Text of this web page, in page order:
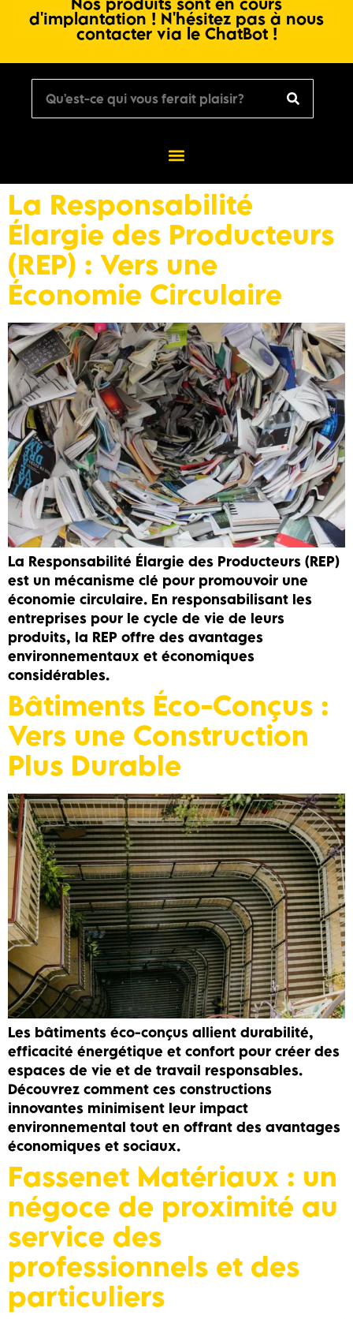
d'implantation ! N'hésitez pas à nous
contacter via le ChatBot !
La Responsabilité
Élargie des Producteurs
(REP) : Vers une
Économie Circulaire
La Responsabilité Élargie des Producteurs (REP)
est un mécanisme clé pour promouvoir une
économie circulaire. En responsabilisant les
entreprises pour le cycle de vie de leurs
produits, la REP offre des avantages
environnementaux et économiques
considérables.
Bâtiments Éco-Conçus :
Vers une Construction
Plus Durable
Les bâtiments éco-conçus allient durabilité,
efficacité énergétique et confort pour créer des
espaces de vie et de travail responsables.
Découvrez comment ces constructions
innovantes minimisent leur impact
environnemental tout en offrant des avantages
économiques et sociaux.
Fassenet Matériaux : un
négoce de proximité au
service des
professionnels et des
particuliers